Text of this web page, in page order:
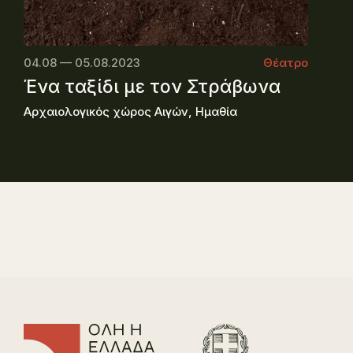
04.08 — 05.08.2023 Θέατρο
Ένα ταξίδι με τον Στράβωνα
Αρχαιολογικός χώρος Αιγών, Ημαθία